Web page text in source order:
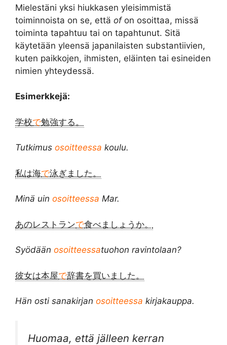
Mielestäni yksi hiukkasen yleisimmistä
toiminnoista on se, että of on osoittaa, missä
toiminta tapahtuu tai on tapahtunut. Sitä
käytetään yleensä japanilaisten substantiivien,
kuten paikkojen, ihmisten, eläinten tai esineiden
nimien yhteydessä.
Esimerkkejä:
学校で勉強する。
Tutkimus osoitteessa koulu.
私は海で泳ぎました。
Minä uin osoitteessa Mar.
あのレストランで食べましょうか。
Syödään osoitteessatuohon ravintolaan?
彼女は本屋で辞書を買いました。
Hän osti sanakirjan osoitteessa kirjakauppa.
Huomaa, että jälleen kerran